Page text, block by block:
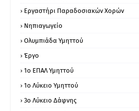
Εργαστήρι Παραδοσιακών Χορών
Νηπιαγωγείο
Ολυμπιάδα Υμηττού
Έργο
1o ΕΠΑΛ Υμηττού
1ο Λύκειο Υμηττού
3ο Λύκειο Δάφνης